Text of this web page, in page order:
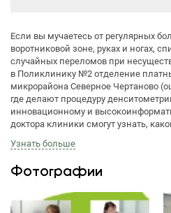
Если вы мучаетесь от регулярных
воротниковой зоне, руках и ногах,
случайных переломов при
в Поликлинику №2 отделение
микрорайона Северное Чертаново
где делают процедуру
инновационному и
доктора клиники смогут узнать,
Узнать больше
Фотографии